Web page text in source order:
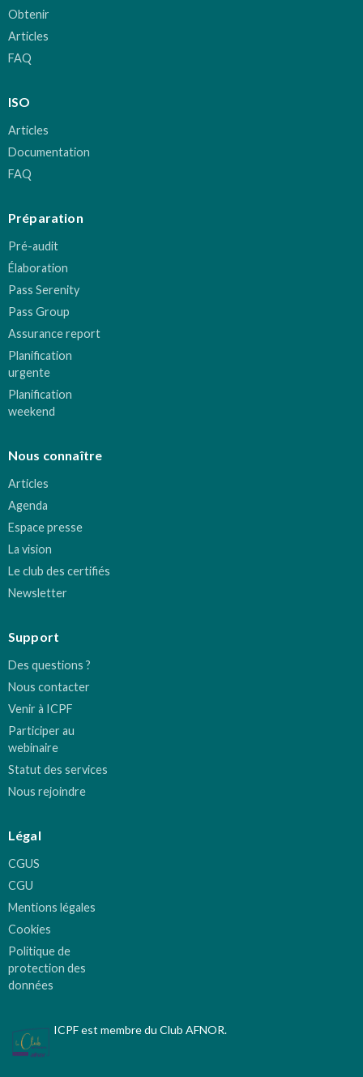
Obtenir
Articles
FAQ
ISO
Articles
Documentation
FAQ
Préparation
Pré-audit
Élaboration
Pass Serenity
Pass Group
Assurance report
Planification
urgente
Planification
weekend
Nous connaître
Articles
Agenda
Espace presse
La vision
Le club des certifiés
Newsletter
Support
Des questions ?
Nous contacter
Venir à ICPF
Participer au
webinaire
Statut des services
Nous rejoindre
Légal
CGUS
CGU
Mentions légales
Cookies
Politique de
protection des
données
ICPF est membre du Club AFNOR.